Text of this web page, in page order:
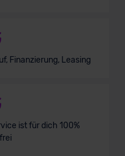
Finanzierung, Leasing
ist für dich 100%